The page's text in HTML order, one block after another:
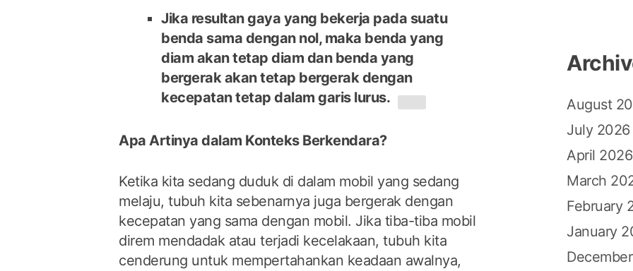
Jika resultan gaya yang bekerja pada suatu
benda sama dengan nol, maka benda yang
diam akan tetap diam dan benda yang
bergerak akan tetap bergerak dengan
kecepatan tetap dalam garis lurus.
Apa Artinya dalam Konteks Berkendara?
Ketika kita sedang duduk di dalam mobil yang sedang
melaju, tubuh kita sebenarnya juga bergerak dengan
kecepatan yang sama dengan mobil. Jika tiba-tiba mobil
direm mendadak atau terjadi kecelakaan, tubuh kita
cenderung untuk mempertahankan keadaan awalnya,
August
July 2026
April 2026
March
February
January